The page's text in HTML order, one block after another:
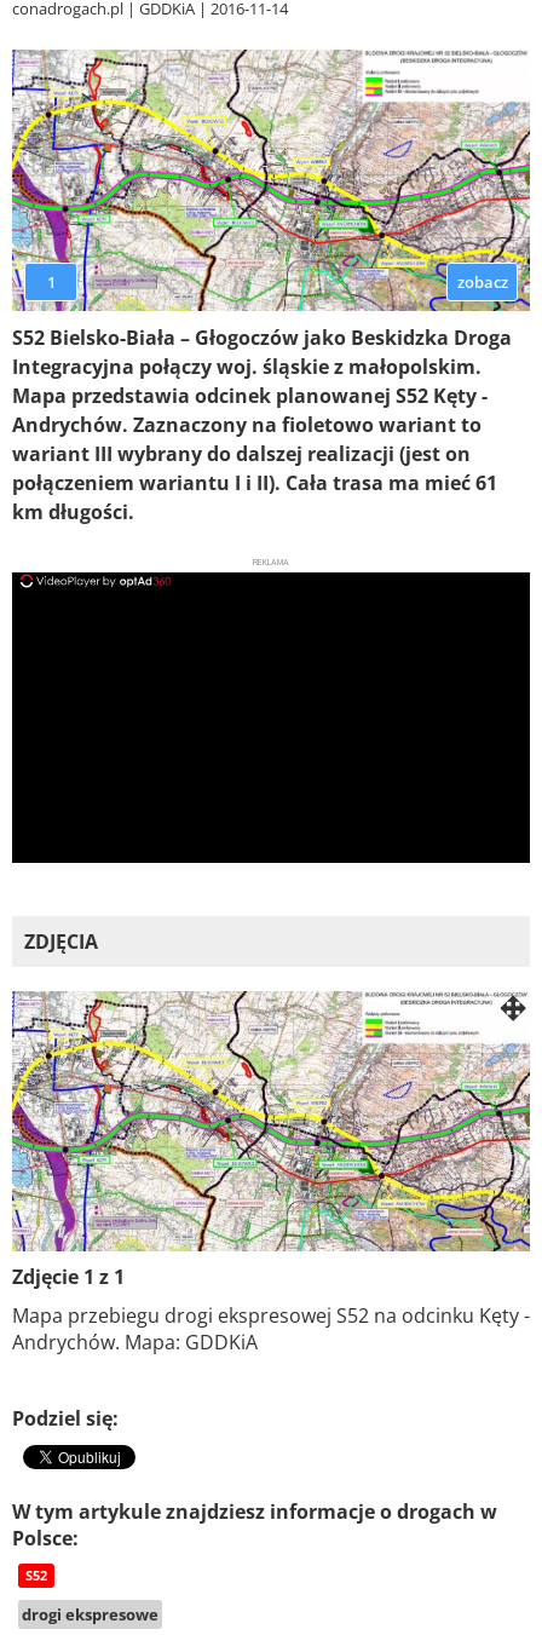
conadrogach.pl GDDKiA 2016-11-14
1 zobacz
S52 Bielsko-Biała – Głogoczów jako Beskidzka Droga
Integracyjna połączy woj. śląskie z małopolskim.
Mapa przedstawia odcinek planowanej S52 Kęty -
Andrychów. Zaznaczony na fioletowo wariant to
wariant III wybrany do dalszej realizacji (jest on
połączeniem wariantu I i II). Cała trasa ma mieć 61
km długości.
REKLAMA
ZDJĘCIA
Zdjęcie 1 z 1
Mapa przebiegu drogi ekspresowej S52 na odcinku Kęty -
Andrychów. Mapa: GDDKiA
Podziel się:
W tym artykule znajdziesz informacje o drogach w
Polsce:
S52
drogi ekspresowe